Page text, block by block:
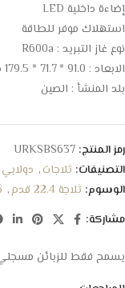
إضاءة داخلية LED
استهلاك موفر للطاقة
نوع غاز التبريد : R600a
الابعاد : 91.0 * 71.7 * 179.5 سم
بلد المنشأ : الصين
رمز المنتج: URKSBS637
التصنيفات: ثلاجات, دولابي
الوسوم: ثلاجة 22.4 قدم ,
مشاركة:
يسمح فقط للزبائن مسجلي